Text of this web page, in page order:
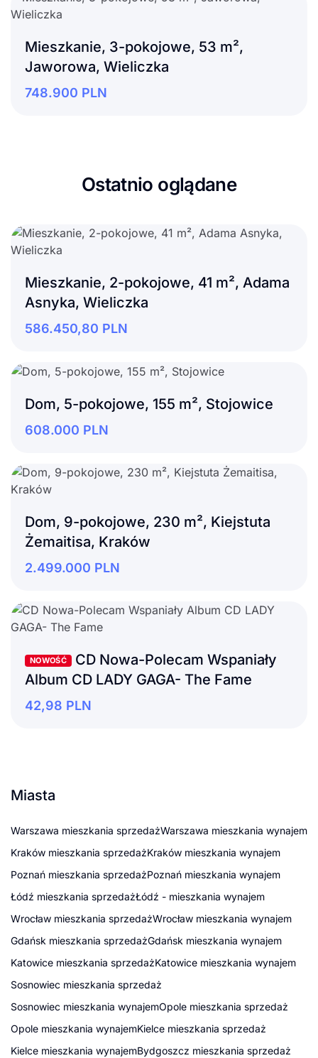
Mieszkanie, 3-pokojowe, 53 m²,
Jaworowa, Wieliczka
748.900 PLN
Ostatnio oglądane
Mieszkanie, 2-pokojowe, 41 m², Adama
Asnyka, Wieliczka
586.450,80 PLN
Dom, 5-pokojowe, 155 m², Stojowice
608.000 PLN
Dom, 9-pokojowe, 230 m², Kiejstuta
Żemaitisa, Kraków
2.499.000 PLN
NOWOŚĆ CD Nowa-Polecam Wspaniały
Album CD LADY GAGA- The Fame
42,98 PLN
Miasta
Warszawa mieszkania sprzedażWarszawa mieszkania wynajem
Kraków mieszkania sprzedażKraków mieszkania wynajem
Poznań mieszkania sprzedażPoznań mieszkania wynajem
Łódź mieszkania sprzedażŁódź - mieszkania wynajem
Wrocław mieszkania sprzedażWrocław mieszkania wynajem
Gdańsk mieszkania sprzedażGdańsk mieszkania wynajem
Katowice mieszkania sprzedażKatowice mieszkania wynajem
Sosnowiec mieszkania sprzedaż
Sosnowiec mieszkania wynajemOpole mieszkania sprzedaż
Opole mieszkania wynajemKielce mieszkania sprzedaż
Kielce mieszkania wynajemBydgoszcz mieszkania sprzedaż